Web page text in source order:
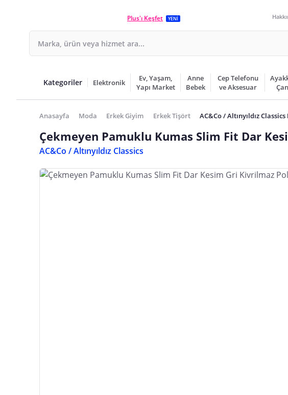
Plus'ı Keşfet YENİ
Kategoriler Elektronik
Ev, Yaşam,
Yapı Market
Anne
Bebek
Cep Telefonu
ve Aksesuar
Anasayfa Moda Erkek Giyim Erkek Tişört AC&Co / Altınyıldız
Çekmeyen Pamuklu Kumas Slim Fit Dar
AC&Co / Altınyıldız Classics